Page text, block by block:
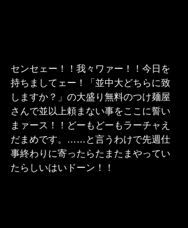
センセェー！！我々ワァー！！今日を
持ちましてェー！「並中大どちらに致
しますか？」の大盛り無料のつけ麺屋
さんで並以上頼まない事をここに誓い
まァース！！どーもどーもラーチャえ
だまめです。……と言うわけで先週仕
事終わりに寄ったらたまたまやってい
たらしいはいドーン！！